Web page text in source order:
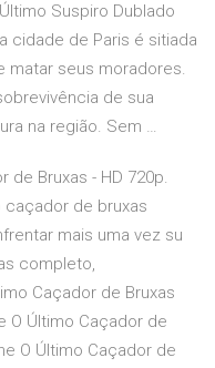
Suspiro Dublado
cidade de Paris é sitiada
matar seus moradores.
de sua
na região. Sem …
de Bruxas - HD 720p.
de bruxas
mais uma vez su
completo,
Caçador de Bruxas
O Último Caçador de
O Último Caçador de